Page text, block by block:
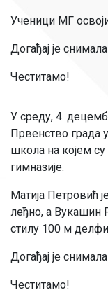
Ученици МГ
Догађај је
Честитамо!
У среду, 4.
Првенство града
школа на којем
гимназије.
Матија Петровић
леђно, а Вукашин
стилу 100 м
Догађај је
Честитамо!